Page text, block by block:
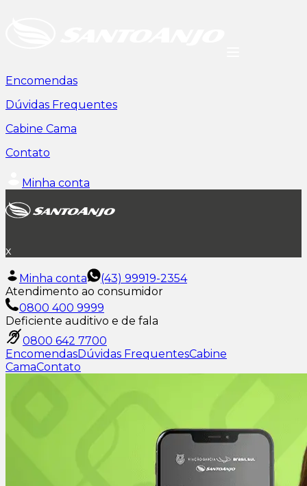
Encomendas
Dúvidas Frequentes
Cabine Cama
Contato
Minha conta
x
Minha conta
(43) 99919-2354
Atendimento ao consumidor
0800 400 9999
Deficiente auditivo e de fala
0800 642 7700
EncomendasDúvidas FrequentesCabine
CamaContato